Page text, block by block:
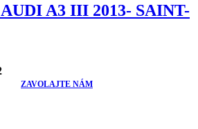
A3 III 2013- SAINT-
ZAVOLAJTE NÁM